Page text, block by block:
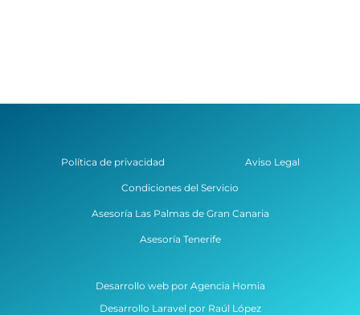
Política de privacidad Aviso Legal
Condiciones del Servicio
Asesoría Las Palmas de Gran Canaria
Asesoría Tenerife
Desarrollo web por Agencia Homia
Desarrollo Laravel por Raúl López